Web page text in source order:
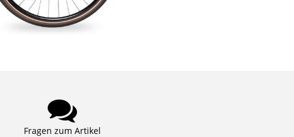
Fragen zum Artikel